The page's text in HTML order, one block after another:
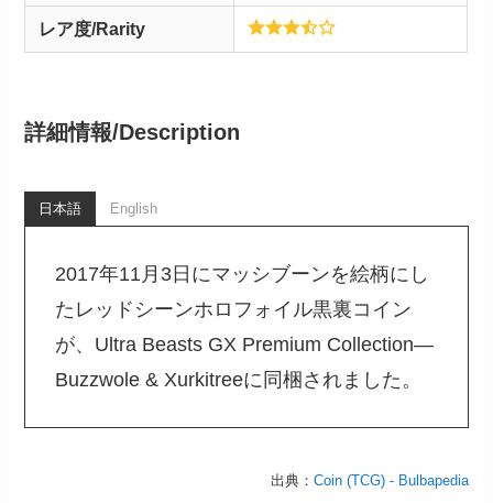
レア度/Rarity
詳細情報/Description
日本語 English
2017年11月3日にマッシブーンを絵柄にし
たレッドシーンホロフォイル黒裏コイン
が、Ultra Beasts GX Premium Collection—
Buzzwole & Xurkitreeに同梱されました。
出典： Coin (TCG) - Bulbapedia